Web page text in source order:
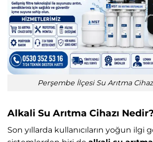
Perşembe İlçesi Su Arıtma
Alkali Su Arıtma Cihazı
Son yıllarda kullanıcıların yoğun ilgi